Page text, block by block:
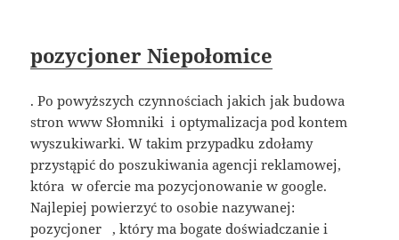
pozycjoner Niepołomice
. Po powyższych czynnościach jakich jak budowa
stron www Słomniki i optymalizacja pod kontem
wyszukiwarki. W takim przypadku zdołamy
przystąpić do poszukiwania agencji reklamowej,
która w ofercie ma pozycjonowanie w google.
Najlepiej powierzyć to osobie nazywanej:
pozycjoner , który ma bogate doświadczanie i